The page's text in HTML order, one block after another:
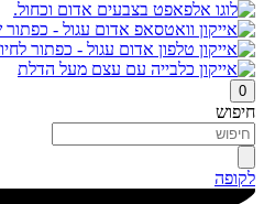
0
חיפוש
לקופה